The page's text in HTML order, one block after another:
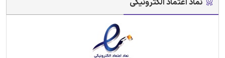
نماد اعتماد الکترونیکی